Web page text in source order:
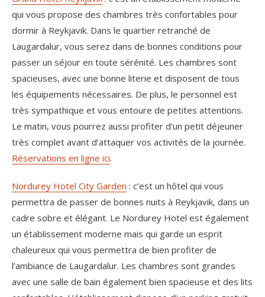
qui vous propose des chambres très confortables pour
dormir à Reykjavik. Dans le quartier retranché de
Laugardalur, vous serez dans de bonnes conditions pour
passer un séjour en toute sérénité. Les chambres sont
spacieuses, avec une bonne literie et disposent de tous
les équipements nécessaires. De plus, le personnel est
très sympathique et vous entoure de petites attentions.
Le matin, vous pourrez aussi profiter d’un petit déjeuner
très complet avant d’attaquer vos activités de la journée.
Réservations en ligne ici.
Nordurey Hotel City Garden : c’est un hôtel qui vous
permettra de passer de bonnes nuits à Reykjavik, dans un
cadre sobre et élégant. Le Nordurey Hotel est également
un établissement moderne mais qui garde un esprit
chaleureux qui vous permettra de bien profiter de
l’ambiance de Laugardalur. Les chambres sont grandes
avec une salle de bain également bien spacieuse et des lits